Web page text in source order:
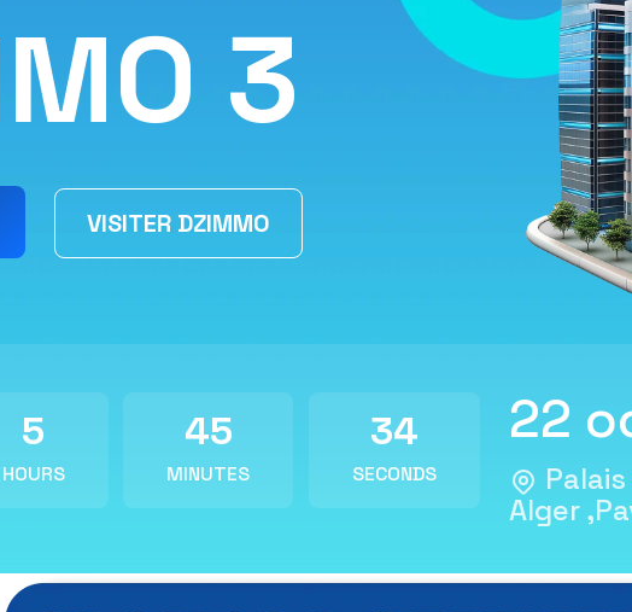
MO 3
VISITER DZIMMO
5
HOURS
45
MINUTES
32
SECONDS
22
Alger